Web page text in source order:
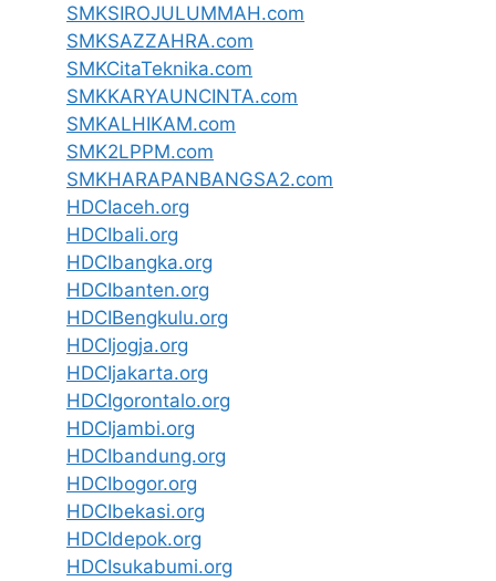
SMKSIROJULUMMAH.com
SMKSAZZAHRA.com
SMKCitaTeknika.com
SMKKARYAUNCINTA.com
SMKALHIKAM.com
SMK2LPPM.com
SMKHARAPANBANGSA2.com
HDCIaceh.org
HDCIbali.org
HDCIbangka.org
HDCIbanten.org
HDCIBengkulu.org
HDCIjogja.org
HDCIjakarta.org
HDCIgorontalo.org
HDCIjambi.org
HDCIbandung.org
HDCIbogor.org
HDCIbekasi.org
HDCIdepok.org
HDCIsukabumi.org